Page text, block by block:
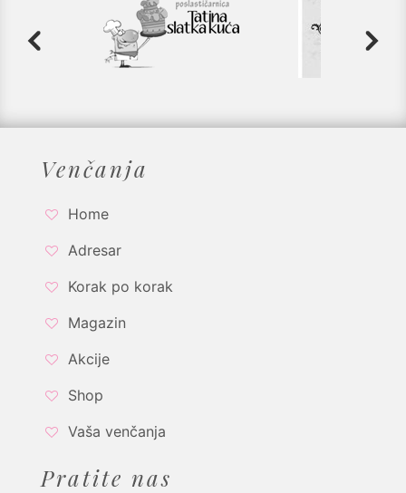
Venčanja
Home
Adresar
Korak po korak
Magazin
Akcije
Shop
Vaša venčanja
Pratite nas